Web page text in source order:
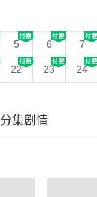
5 6 7
22 23 24
分集剧情